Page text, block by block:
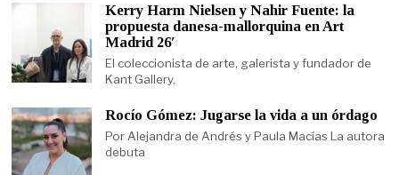
Kerry Harm Nielsen y Nahir Fuente: la
propuesta danesa-mallorquina en Art
Madrid 26′
El coleccionista de arte, galerista y fundador de
Kant Gallery,
Rocío Gómez: Jugarse la vida a un órdago
Por Alejandra de Andrés y Paula Macías La autora
debuta